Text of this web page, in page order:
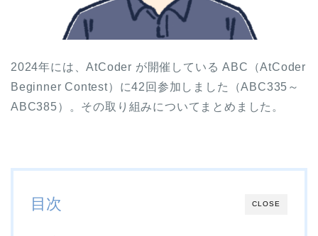
2024年には、AtCoder が開催している ABC（AtCoder
Beginner Contest）に42回参加しました（ABC335～
ABC385）。その取り組みについてまとめました。
CLOSE
目次